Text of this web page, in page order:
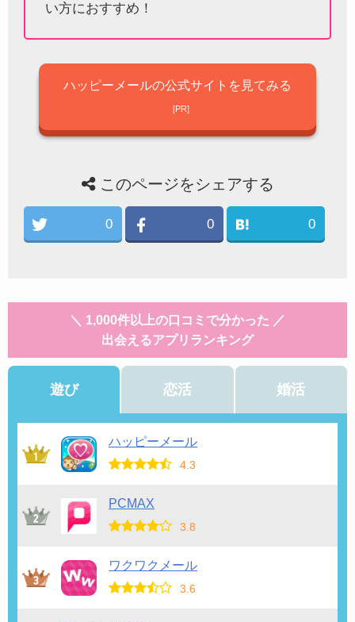
い方におすすめ！
ハッピーメールの公式サイトを見てみる
このページをシェアする
0 0 0
＼ 1,000件以上の口コミで分かった ／
出会えるアプリランキング
遊び 恋活 婚活
ハッピーメール
4.3
PCMAX
3.8
ワクワクメール
3.6